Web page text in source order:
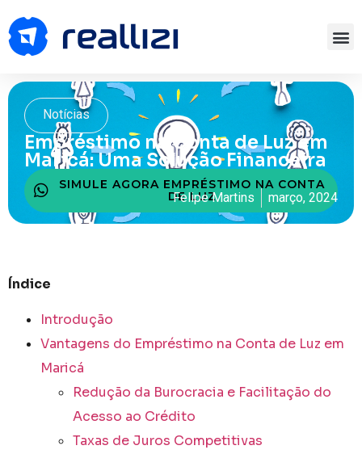
Notícias
Empréstimo na Conta de Luz em
Maricá: Uma Solução Financeira
SIMULE AGORA EMPRÉSTIMO NA CONTA
DE LUZ
Felipe Martins março, 2024
Índice
Introdução
Vantagens do Empréstimo na Conta de Luz em
Maricá
Redução da Burocracia e Facilitação do
Acesso ao Crédito
Taxas de Juros Competitivas